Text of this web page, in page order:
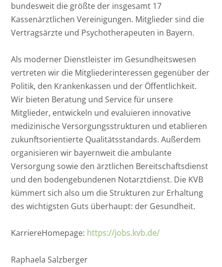
bundesweit die größte der insgesamt 17
Kassenärztlichen Vereinigungen. Mitglieder sind die
Vertragsärzte und Psychotherapeuten in Bayern.
Als moderner Dienstleister im Gesundheitswesen
vertreten wir die Mitgliederinteressen gegenüber der
Politik, den Krankenkassen und der Öffentlichkeit.
Wir bieten Beratung und Service für unsere
Mitglieder, entwickeln und evaluieren innovative
medizinische Versorgungsstrukturen und etablieren
zukunftsorientierte Qualitätsstandards. Außerdem
organisieren wir bayernweit die ambulante
Versorgung sowie den ärztlichen Bereitschaftsdienst
und den bodengebundenen Notarztdienst. Die KVB
kümmert sich also um die Strukturen zur Erhaltung
des wichtigsten Guts überhaupt: der Gesundheit.
KarriereHomepage: https://jobs.kvb.de/
Raphaela Salzberger